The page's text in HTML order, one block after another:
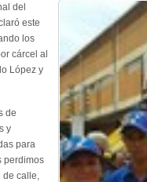
del
este
los
cárcel al
López y
de
y
para
perdimos
calle,